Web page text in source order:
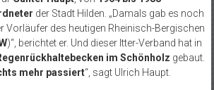
der Stadt Hilden. „Damals gab es noch
Vorläufer des heutigen Rheinisch-Bergischen
)“, berichtet er. Und dieser Itter-Verband hat in
im Schönholz gebaut.
mehr passiert“, sagt Ulrich Haupt.